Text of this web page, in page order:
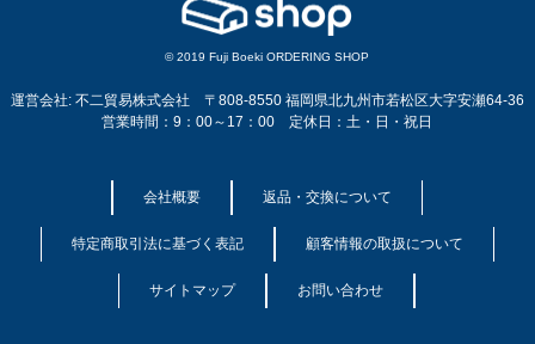
© 2019 Fuji Boeki ORDERING SHOP
運営会社: 不二貿易株式会社 〒808-8550 福岡県北九州市若松区大字安瀬64-36
営業時間：9：00～17：00 定休日：土・日・祝日
会社概要 返品・交換について
特定商取引法に基づく表記 顧客情報の取扱について
サイトマップ お問い合わせ